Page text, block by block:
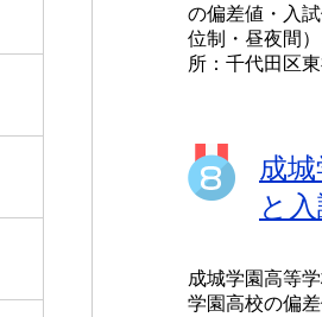
の偏差値・入
位制・昼夜間
所：千代田区
成
と
成城学園高等
学園高校の偏